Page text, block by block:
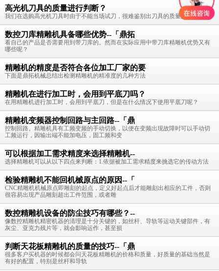
高光机刀具的质量进行判断？
我们在选购高光机刀具时由于不能当场试刀，很难鉴别出刀具的质量好坏。
数控刀库精雕机具备哪些优势--「鼎拓
看自己的产品是否需要用到带刀库的。然而在实际应用中带刀库精雕机优势又有
哪些呢？
精雕机的精度是否符合各位加工厂家的要
下面是鼎拓机械总结出检测精雕机的精准度的几种方法
精雕机在进行加工时，会用到平底刀吗？
在用精雕机进行加工时，会用到平底刀，但是在什么情况下使用平底刀呢？
精雕机变频器控制回路与主回路--「鼎
控制回路。精雕机具有工频变频的手动切换，以便在变频出现故障时可以手动切
工频运行，因输出端不能加电压，固工频和变
可以根据加工需求精度来选择精雕机--
选择精雕机可以从以下四点来判断：1.依据被加工需求精度来挑选它的传动方法
检验精雕机不能回机械原点的原因--「
CNC精雕机机械原点即雕刻的起点，定义好起点后才能雕刻出相应的工件，否则
很容易出现产品雕刻超出工件范围，或者雕
数控精雕机设备的防尘技巧有哪些？--
像数控精雕机精密机器的清理是十分关键的，如丝杆、导轨等运动关键部件，有
灰尘、亚克力残片等，就会影响运作，甚至损
判断天花板精雕机的质量的技巧--「鼎
很多客户买机器的时候都会问天花板精雕机的价格和质量，好质量的基础当然是
有好的配置，特别是丝杆和导轨